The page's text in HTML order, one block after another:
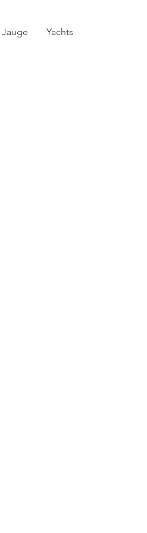
Jauge Yachts